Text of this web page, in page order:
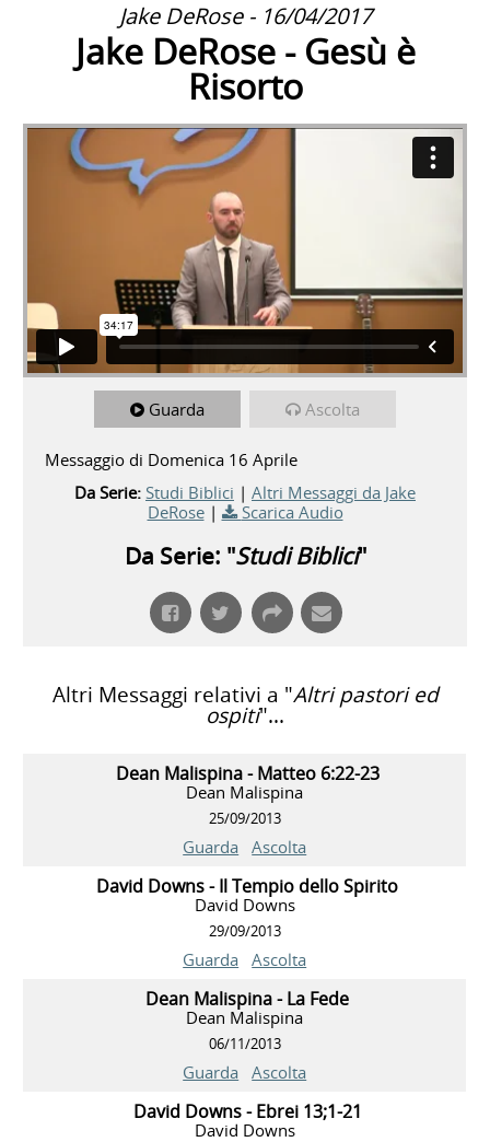
Jake DeRose - 16/04/2017
Jake DeRose - Gesù è
Risorto
Guarda Ascolta
Messaggio di Domenica 16 Aprile
Da Serie: Studi Biblici | Altri Messaggi da Jake
DeRose| Scarica Audio
Da Serie: "Studi Biblici"
Altri Messaggi relativi a "Altri pastori ed
ospiti"...
Dean Malispina - Matteo 6:22-23
Dean Malispina
25/09/2013
Guarda Ascolta
David Downs - Il Tempio dello Spirito
David Downs
29/09/2013
Guarda Ascolta
Dean Malispina - La Fede
Dean Malispina
06/11/2013
Guarda Ascolta
David Downs - Ebrei 13;1-21
David Downs